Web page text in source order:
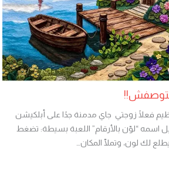
زوجتي جاي مدمنة جدًا على أبلكيشن
“لوّن بالأرقام” اللعبة بسيطة: تضغط
وتملّا المكان…